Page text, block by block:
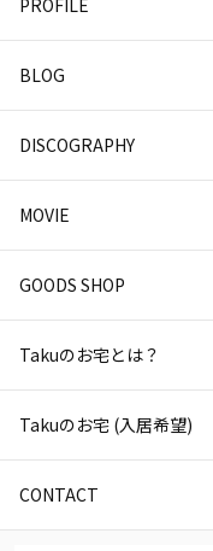
BLOG
DISCOGRAPHY
MOVIE
GOODS SHOP
Takuのお宅とは？
Takuのお宅 (入居希望)
CONTACT